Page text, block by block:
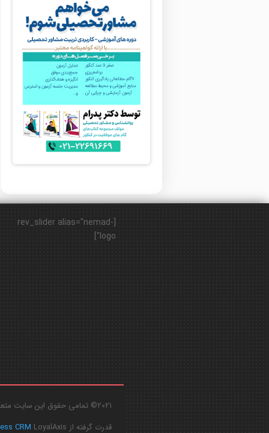
[rev_slider alias="nemad-
logo"]
2021© تمامی حقوق این سایت متعلق به
قدرت گرفته از
CRM LoyalAxis